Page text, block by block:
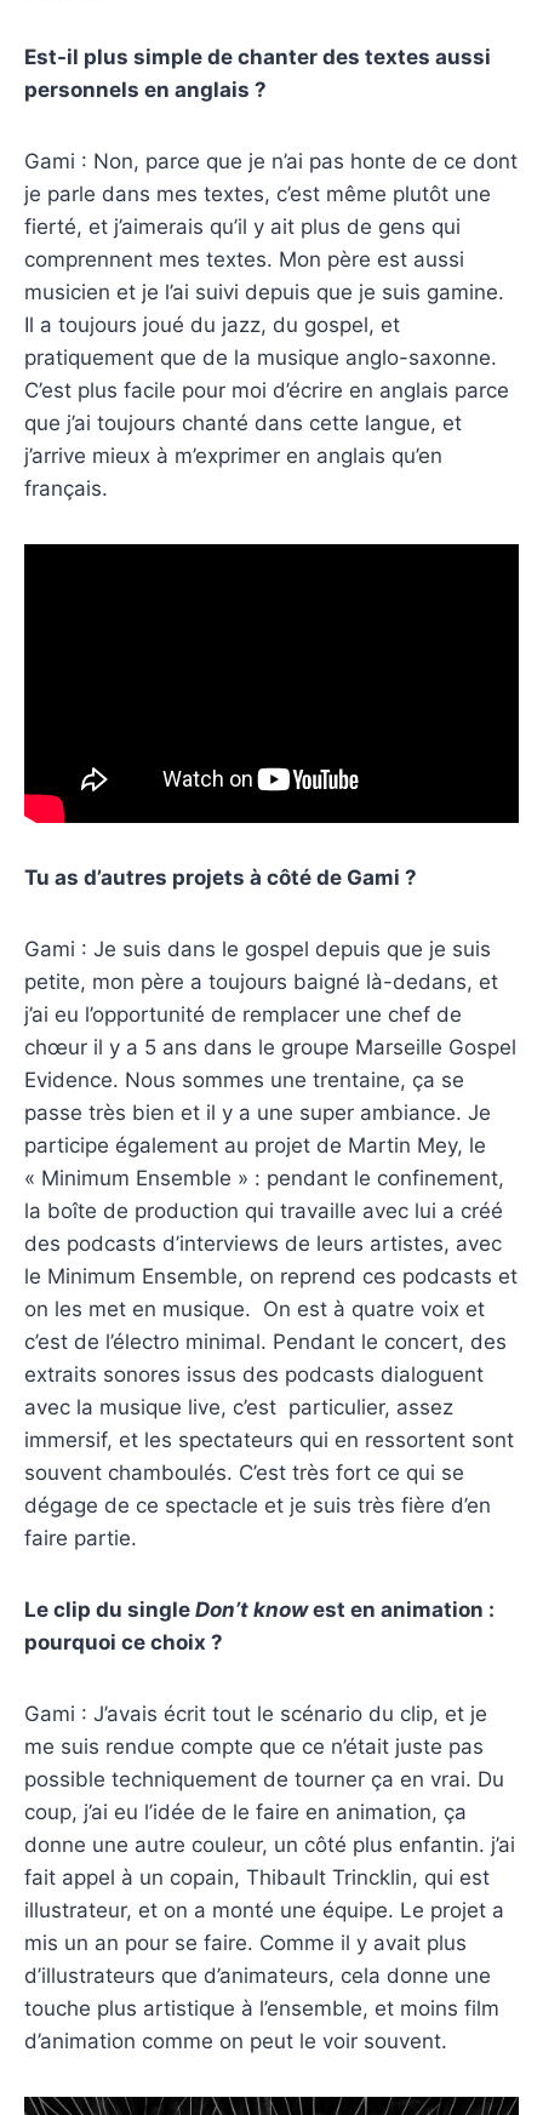
Est-il plus simple de chanter des textes aussi
personnels en anglais ?
Gami : Non, parce que je n’ai pas honte de ce dont
je parle dans mes textes, c’est même plutôt une
fierté, et j’aimerais qu’il y ait plus de gens qui
comprennent mes textes. Mon père est aussi
musicien et je l’ai suivi depuis que je suis gamine.
Il a toujours joué du jazz, du gospel, et
pratiquement que de la musique anglo-saxonne.
C’est plus facile pour moi d’écrire en anglais parce
que j’ai toujours chanté dans cette langue, et
j’arrive mieux à m’exprimer en anglais qu’en
français.
Tu as d’autres projets à côté de Gami ?
Gami : Je suis dans le gospel depuis que je suis
petite, mon père a toujours baigné là-dedans, et
j’ai eu l’opportunité de remplacer une chef de
chœur il y a 5 ans dans le groupe Marseille Gospel
Evidence. Nous sommes une trentaine, ça se
passe très bien et il y a une super ambiance. Je
participe également au projet de Martin Mey, le
« Minimum Ensemble » : pendant le confinement,
la boîte de production qui travaille avec lui a créé
des podcasts d’interviews de leurs artistes, avec
le Minimum Ensemble, on reprend ces podcasts et
on les met en musique. On est à quatre voix et
c’est de l’électro minimal. Pendant le concert, des
extraits sonores issus des podcasts dialoguent
avec la musique live, c’est particulier, assez
immersif, et les spectateurs qui en ressortent sont
souvent chamboulés. C’est très fort ce qui se
dégage de ce spectacle et je suis très fière d’en
faire partie.
Le clip du single Don’t knowest en animation :
pourquoi ce choix ?
Gami : J’avais écrit tout le scénario du clip, et je
me suis rendue compte que ce n’était juste pas
possible techniquement de tourner ça en vrai. Du
coup, j’ai eu l’idée de le faire en animation, ça
donne une autre couleur, un côté plus enfantin. j’ai
fait appel à un copain, Thibault Trincklin, qui est
illustrateur, et on a monté une équipe. Le projet a
mis un an pour se faire. Comme il y avait plus
d’illustrateurs que d’animateurs, cela donne une
touche plus artistique à l’ensemble, et moins film
d’animation comme on peut le voir souvent.